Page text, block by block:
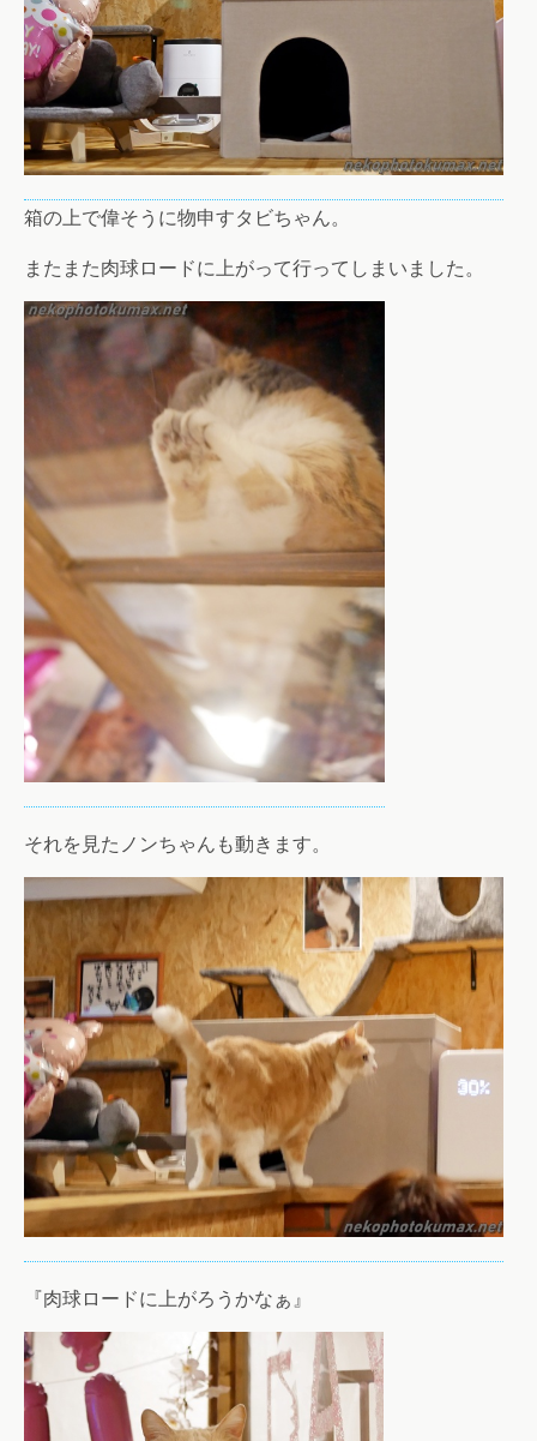
箱の上で偉そうに物申すタビちゃん。
またまた肉球ロードに上がって行ってしまいました。
それを見たノンちゃんも動きます。
『肉球ロードに上がろうかなぁ』